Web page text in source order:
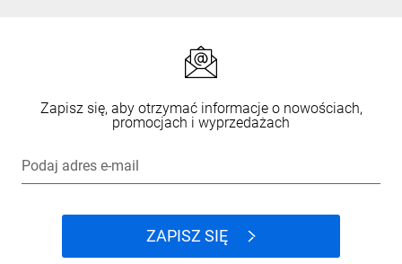
Zapisz się, aby otrzymać informacje o nowościach,
promocjach i wyprzedażach
Podaj adres e-mail
ZAPISZ SIĘ